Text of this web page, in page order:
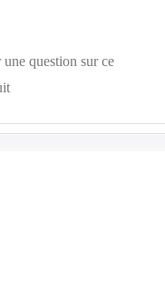
une question sur ce